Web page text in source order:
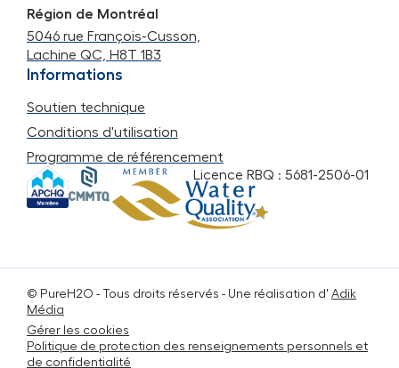
Région de Montréal
5046 rue François-Cusson,
Lachine QC, H8T 1B3
Informations
Soutien technique
Conditions d'utilisation
Programme de référencement
Licence RBQ : 5681-2506-01
© PureH2O - Tous droits réservés - Une réalisation d' Adik
Média
Gérer les cookies
Politique de protection des renseignements personnels et
de confidentialité